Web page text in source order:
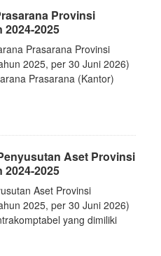
Provinsi
2025
Prasarana Provinsi
2025, per 30 Juni 2026)
Prasarana (Kantor)
Aset Provinsi
2025
Aset Provinsi
2025, per 30 Juni 2026)
yang dimiliki